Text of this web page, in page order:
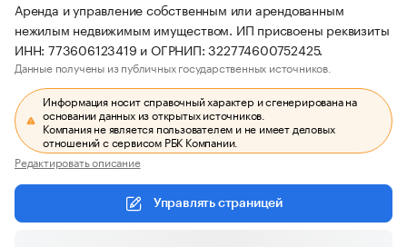
Аренда и управление собственным или арендованным
нежилым недвижимым имуществом. ИП присвоены реквизиты
ИНН: 773606123419 и ОГРНИП: 322774600752425.
Данные получены из публичных государственных источников.
Информация носит справочный характер и сгенерирована на
основании данных из открытых источников.
Компания не является пользователем и не имеет деловых
отношений с сервисом РБК Компании.
Редактировать описание
Управлять страницей